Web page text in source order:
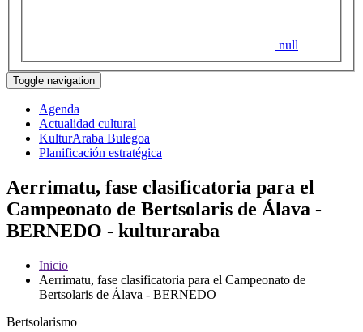
null
Toggle navigation
Agenda
Actualidad cultural
KulturAraba Bulegoa
Planificación estratégica
Aerrimatu, fase clasificatoria para el
Campeonato de Bertsolaris de Álava -
BERNEDO - kulturaraba
Inicio
Aerrimatu, fase clasificatoria para el Campeonato de
Bertsolaris de Álava - BERNEDO
Bertsolarismo